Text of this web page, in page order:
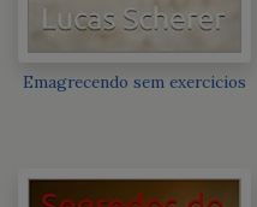
Emagrecendo sem exercicios